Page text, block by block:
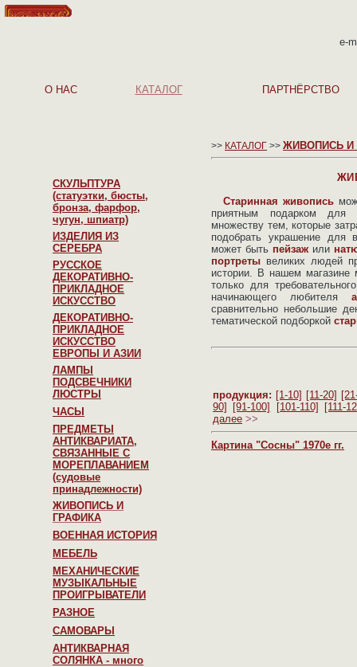
e-
О НАС КАТАЛОГ ПАРТНЁРСТВО
СКУЛЬПТУРА
(статуэтки, бюсты,
бронза, фарфор,
чугун, шпиатр)
ИЗДЕЛИЯ ИЗ
СЕРЕБРА
РУССКОЕ
ДЕКОРАТИВНО-
ПРИКЛАДНОЕ
ИСКУССТВО
ДЕКОРАТИВНО-
ПРИКЛАДНОЕ
ИСКУССТВО
ЕВРОПЫ И АЗИИ
ЛАМПЫ
ПОДСВЕЧНИКИ
ЛЮСТРЫ
ЧАСЫ
ПРЕДМЕТЫ
АНТИКВАРИАТА,
СВЯЗАННЫЕ С
МОРЕПЛАВАНИЕМ
(судовые
принадлежности)
ЖИВОПИСЬ И
ГРАФИКА
ВОЕННАЯ ИСТОРИЯ
МЕБЕЛЬ
МЕХАНИЧЕСКИЕ
МУЗЫКАЛЬНЫЕ
ПРОИГРЫВАТЕЛИ
РАЗНОЕ
САМОВАРЫ
АНТИКВАРНАЯ
СОЛЯНКА - много
>> КАТАЛОГ >> ЖИВОПИСЬ И
Старинная живопись
приятным подарком для
множеству тем, которые
подобрать украшение для
может быть пейзаж или
портреты великих людей
истории. В нашем магазине
только для
начинающего любителя
сравнительно небольшие
тематической подборкой
продукция: [1-10] [11-20]
90] [91-100] [101-110] [111-
далее >>
Картина "Сосны" 1970е гг.